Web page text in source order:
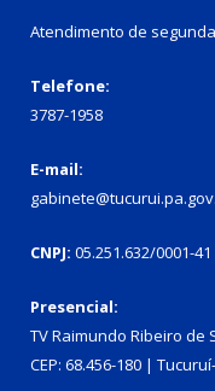
Atendimento de
Telefone:
3787-1958
E-mail:
CNPJ: 05.251.632/0001-41
Presencial:
TV Raimundo Ribeiro de
CEP: 68.456-180 |